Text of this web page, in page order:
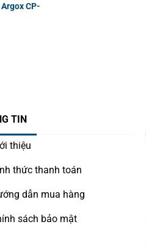
CP-
TIN
thiệu
thức thanh toán
dẫn mua hàng
sách bảo mật